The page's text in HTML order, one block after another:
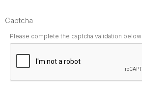
Captcha
Please complete the captcha validation below